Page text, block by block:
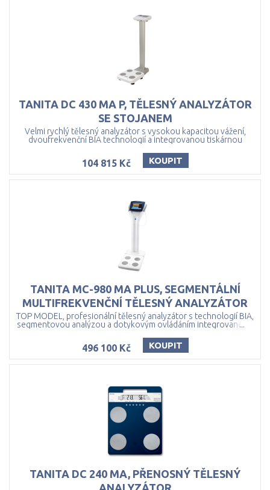
TANITA DC 430 MA P, TĚLESNÝ ANALYZÁTOR
SE STOJANEM
Velmi rychlý tělesný analyzátor s vysokou kapacitou vážení,
dvoufrekvenční BIA technologií a integrovanou tiskárnou
104 815 Kč KOUPIT
TANITA MC-980 MA PLUS, SEGMENTÁLNÍ
MULTIFREKVENČNÍ TĚLESNÝ ANALYZÁTOR
TOP MODEL, profesionální tělesný analyzátor s technologií BIA,
segmentovou analýzou a dotykovým ovládáním integrovaného
...
496 100 Kč KOUPIT
TANITA DC 240 MA, PŘENOSNÝ TĚLESNÝ
ANALYZÁTOR